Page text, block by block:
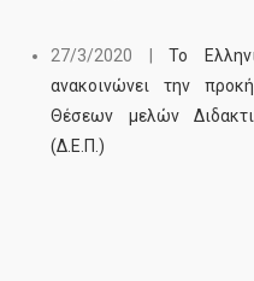
27/3/2020 |Το
ανακοινώνει την
Θέσεων μελών
(Δ.Ε.Π.)